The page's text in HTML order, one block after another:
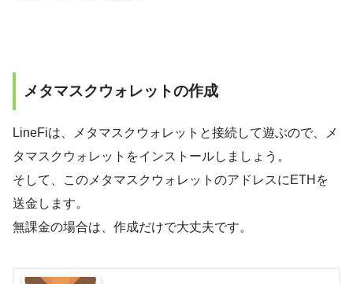
メタマスクウォレットの作成
LineFiは、メタマスクウォレットと接続して遊ぶので、メ
タマスクウォレットをインストールしましょう。
そして、このメタマスクウォレットのアドレスにETHを
送金します。
無課金の場合は、作成だけで大丈夫です。